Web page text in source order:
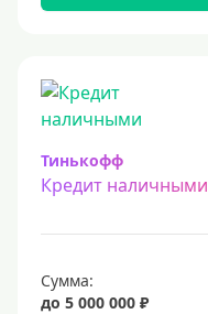
Тинькофф
Кредит наличными
Сумма:
до 5 000 000 ₽